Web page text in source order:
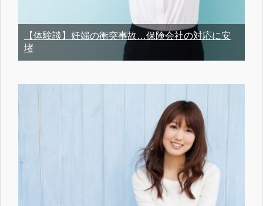
【体験談】妊婦の衝突事故…保険会社の対応に安
堵